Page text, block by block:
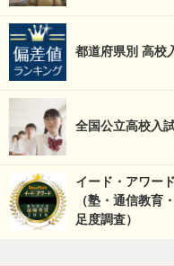
都道府県別 高校
全国公立高校入
イード・アワード
（塾・通信教育
足度調査）